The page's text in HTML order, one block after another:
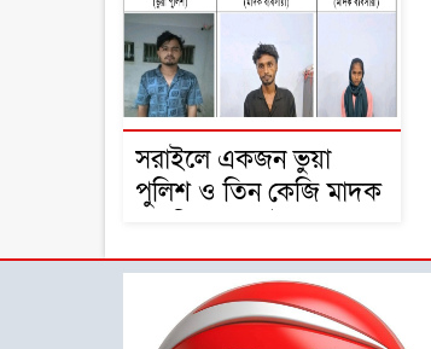
সরাইলে একজন ভুয়া
পুলিশ ও তিন কেজি মাদক